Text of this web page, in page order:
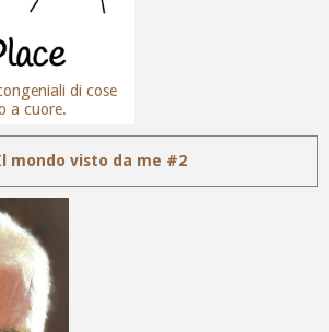
di cose
a cuore.
mondo visto da me #2